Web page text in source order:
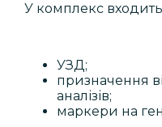
У комплекс
УЗД;
призначення
аналізів;
маркери на